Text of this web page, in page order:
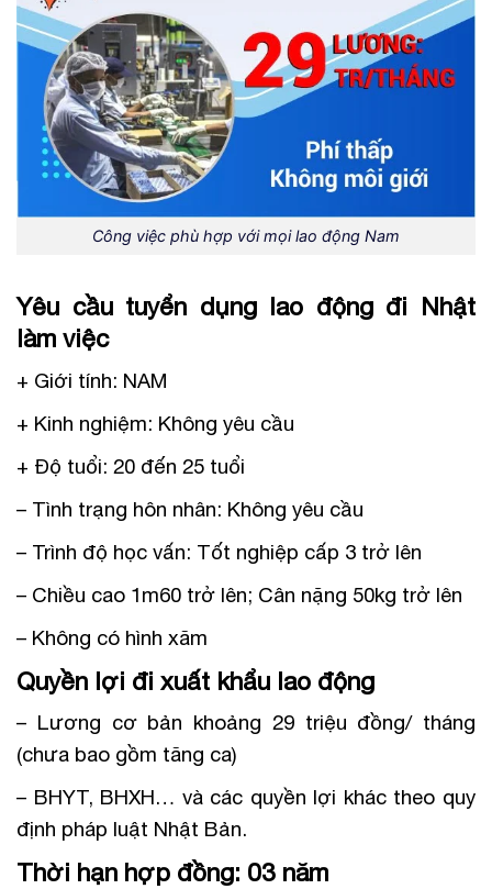
Công việc phù hợp với mọi lao động Nam
Yêu cầu tuyển dụng lao động đi Nhật
làm việc
+ Giới tính: NAM
+ Kinh nghiệm: Không yêu cầu
+ Độ tuổi: 20 đến 25 tuổi
– Tình trạng hôn nhân: Không yêu cầu
– Trình độ học vấn: Tốt nghiệp cấp 3 trở lên
– Chiều cao 1m60 trở lên; Cân nặng 50kg trở lên
– Không có hình xăm
Quyền lợi đi xuất khẩu lao động
– Lương cơ bản khoảng 29 triệu đồng/ tháng
(chưa bao gồm tăng ca)
– BHYT, BHXH… và các quyền lợi khác theo quy
định pháp luật Nhật Bản.
Thời hạn hợp đồng: 03 năm